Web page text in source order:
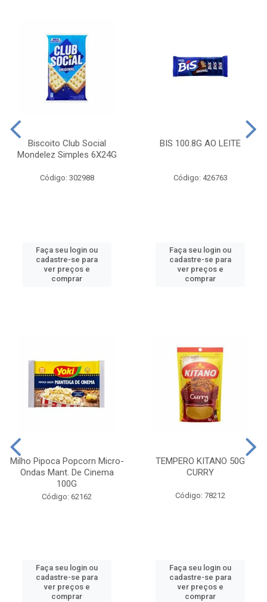
Biscoito Club Social
Mondelez Simples 6X24G
Código: 302988
Faça seu login ou
cadastre-se para
ver preços e
comprar
BIS 100.8G AO LEITE
Código: 426763
Faça seu login ou
cadastre-se para
ver preços e
comprar
Milho Pipoca Popcorn Micro-
Ondas Mant. De Cinema
100G
Código: 62162
Faça seu login ou
cadastre-se para
ver preços e
comprar
TEMPERO KITANO 50G
CURRY
Código: 78212
Faça seu login ou
cadastre-se para
ver preços e
comprar